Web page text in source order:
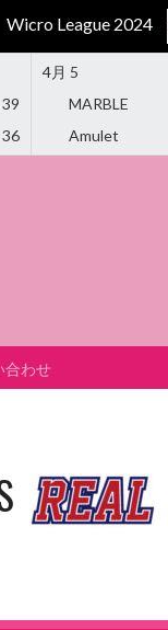
Wicro League 2024
39
36
4月 5
MARBLE
Amulet
合わせ